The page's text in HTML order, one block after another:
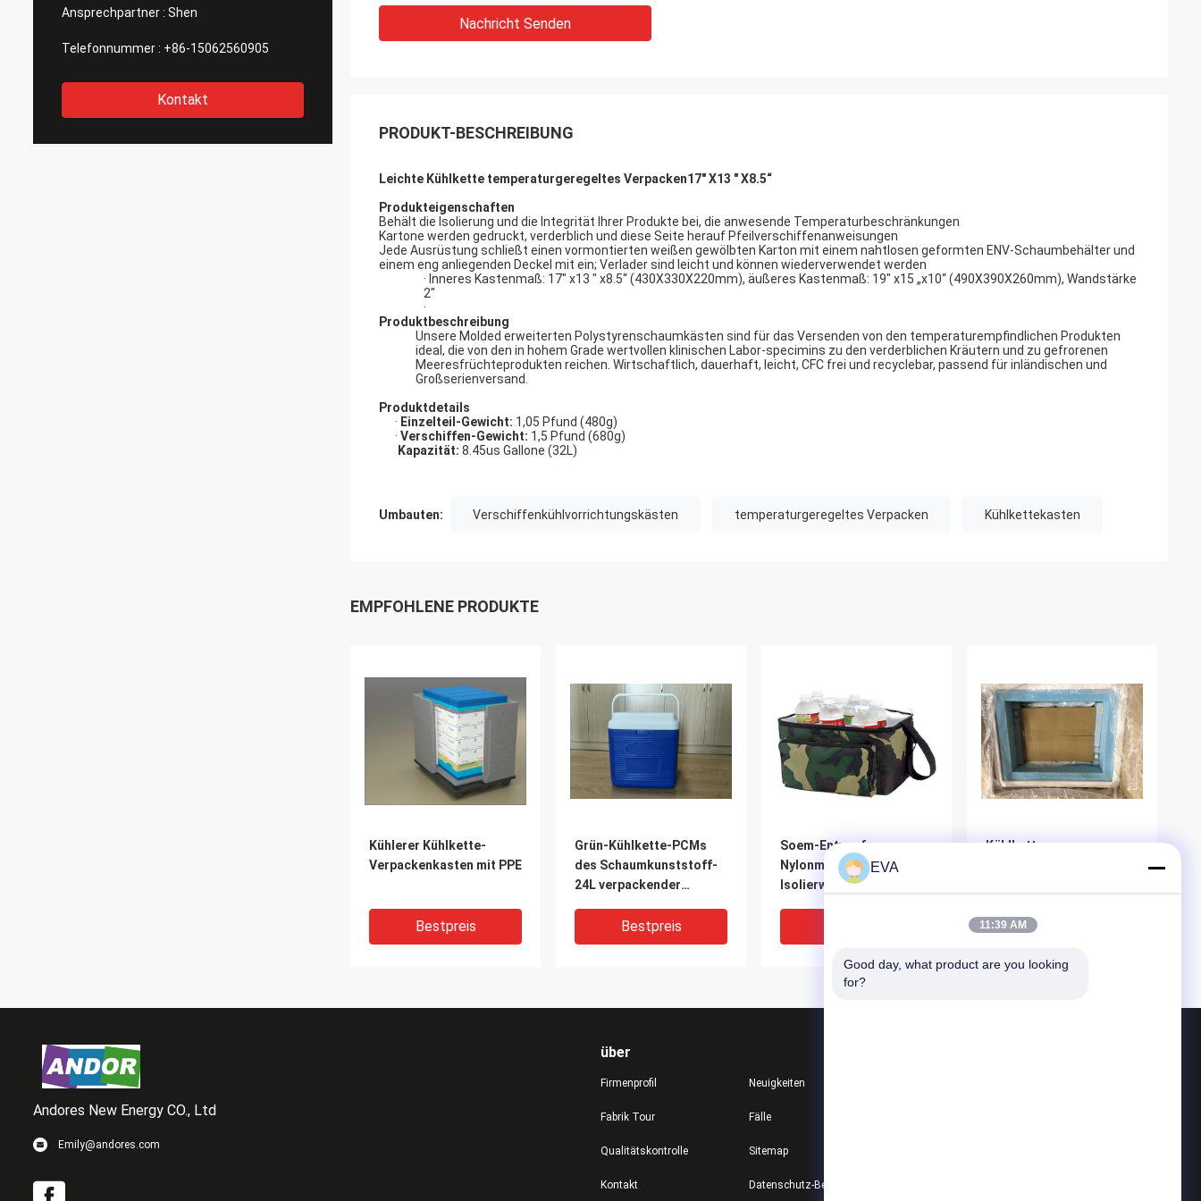
Ansprechpartner : Shen
Telefonnummer : +86-15062560905
Kontakt
Nachricht Senden
PRODUKT-BESCHREIBUNG
Leichte Kühlkette temperaturgeregeltes Verpacken17" X13 " X8.5“
Produkteigenschaften
Behält die Isolierung und die Integrität Ihrer Produkte bei, die anwesende Temperaturbeschränkungen
Kartone werden gedruckt, verderblich und diese Seite herauf Pfeilverschiffenanweisungen
Jede Ausrüstung schließt einen vormontierten weißen gewölbten Karton mit einem nahtlosen geformten ENV-Schaumbehälter und
einem eng anliegenden Deckel mit ein; Verlader sind leicht und können wiederverwendet werden
· Inneres Kastenmaß: 17" x13 " x8.5“ (430X330X220mm), äußeres Kastenmaß: 19" x15 „x10“ (490X390X260mm), Wandstärke
2"
·
Produktbeschreibung
Unsere Molded erweiterten Polystyrenschaumkästen sind für das Versenden von den temperaturempfindlichen Produkten
ideal, die von den in hohem Grade wertvollen klinischen Labor-specimins zu den verderblichen Kräutern und zu gefrorenen
Meeresfrüchteprodukten reichen. Wirtschaftlich, dauerhaft, leicht, CFC frei und recyclebar, passend für inländischen und
Großserienversand.
Produktdetails
· Einzelteil-Gewicht: 1,05 Pfund (480g)
· Verschiffen-Gewicht: 1,5 Pfund (680g)
Kapazität: 8.45us Gallone (32L)
Umbauten: Verschiffenkühlvorrichtungskästen temperaturgeregeltes Verpacken Kühlkettekasten
EMPFOHLENE PRODUKTE
Kühlerer Kühlkette-
Verpackenkasten mit PPE
Bestpreis
Grün-Kühlkette-PCMs
des Schaumkunststoff-
24L verpackender
in medizinischem
Bestpreis
Soem-Entwurfs-
Nylonmaterial
Isolierwein-Kühltasche-
Kühlkette-
Bestpreis
Erweiterte Polypropylen-
Soemimpffördermaschinen-
Andores New Energy CO., Ltd
Emily@andores.com
über
Firmenprofil
Fabrik Tour
Qualitätskontrolle
Kontakt
Neuigkeiten
Fälle
Sitemap
EVA
11:39 AM
Good day, what product are you looking
for?